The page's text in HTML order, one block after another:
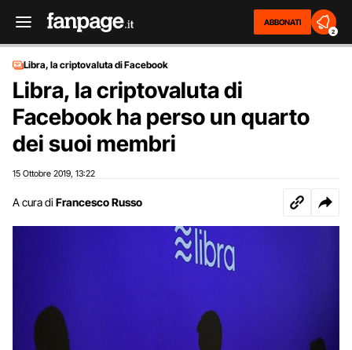
ABBONATI
2
Libra, la criptovaluta di Facebook
Libra, la criptovaluta di
Facebook ha perso un quarto
dei suoi membri
15 Ottobre 2019 13:22
A cura di Francesco Russo